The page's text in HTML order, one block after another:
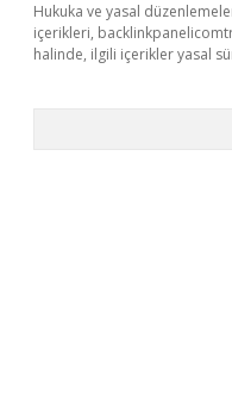
Hukuka ve yasal
içerikleri,
halinde, ilgili içerikler yasal